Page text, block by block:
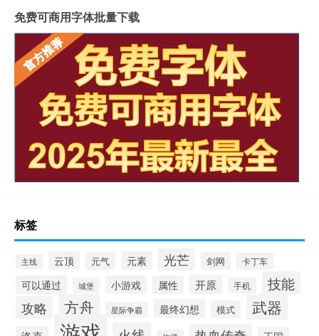
免费可商用字体批量下载
标签
主线 云顶 元气 元素 光芒 剑网 卡丁车
可以通过 城堡 小游戏 属性 开原 手机 技能
攻略 方舟 星际争霸 最终幻想 模式 武器